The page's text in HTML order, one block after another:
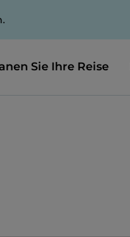
Sie Ihre Reise